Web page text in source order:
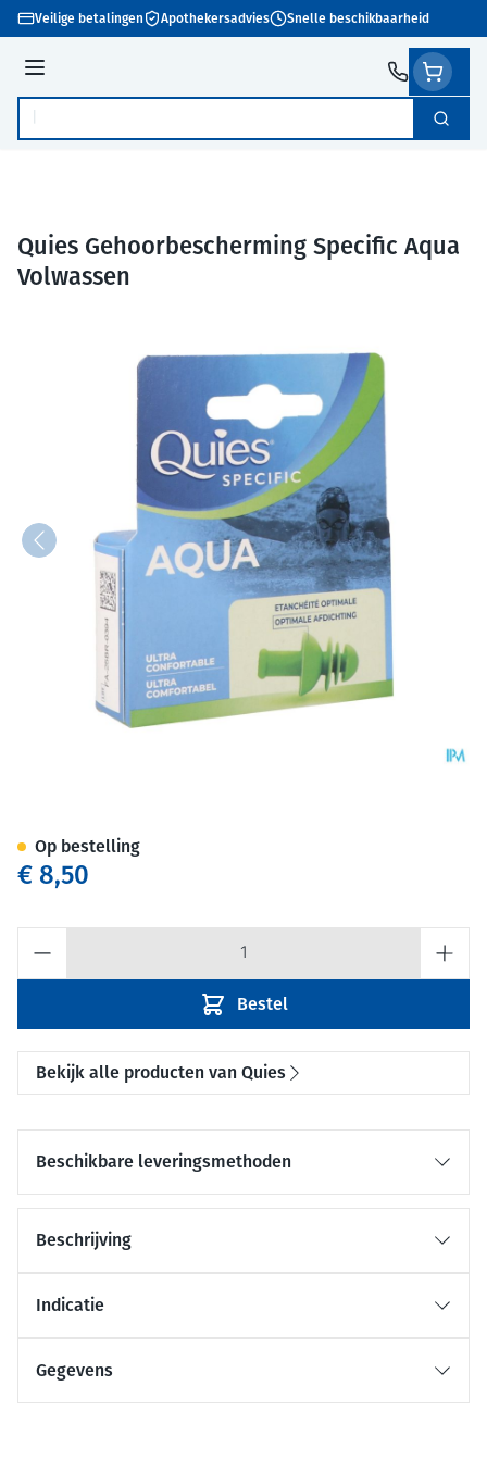
Ga naar de inhoud
Veilige betalingen Apothekersadvies Snelle beschikbaarheid
Menu
Product, merk, categorie... Zoek
Quies Gehoorbescherming Specific Aqua
Volwassen
€ 8,50
Bestel
Op bestelling
Bekijk alle producten van Quies
Beschikbare leveringsmethoden
Beschrijving
Indicatie
Gegevens